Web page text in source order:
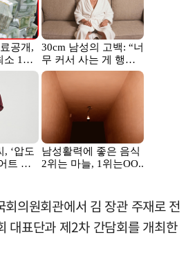
의원회관에서 김 장관 주재로 전
대표단과 제2차 간담회를 개최한